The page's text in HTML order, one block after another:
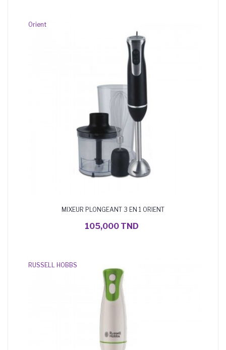
Orient
MIXEUR PLONGEANT 3 EN 1 ORIENT
105,000 TND
RUSSELL HOBBS